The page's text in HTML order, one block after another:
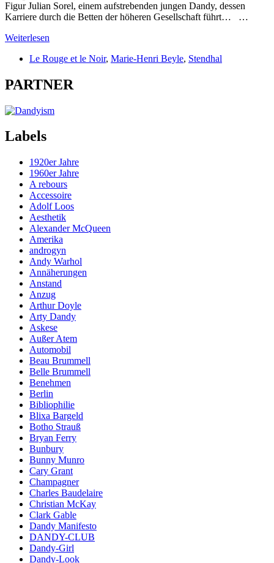
Figur Julian Sorel, einem aufstrebenden jungen Dandy, dessen
Karriere durch die Betten der höheren Gesellschaft führt… …
Weiterlesen
Le Rouge et le Noir, Marie-Henri Beyle, Stendhal
PARTNER
Labels
1920er Jahre
1960er Jahre
A rebours
Accessoire
Adolf Loos
Aesthetik
Alexander McQueen
Amerika
androgyn
Andy Warhol
Annäherungen
Anstand
Anzug
Arthur Doyle
Arty Dandy
Askese
Außer Atem
Automobil
Beau Brummell
Belle Brummell
Benehmen
Berlin
Bibliophilie
Blixa Bargeld
Botho Strauß
Bryan Ferry
Bunbury
Bunny Munro
Cary Grant
Champagner
Charles Baudelaire
Christian McKay
Clark Gable
Dandy Manifesto
DANDY-CLUB
Dandy-Girl
Dandy-Look